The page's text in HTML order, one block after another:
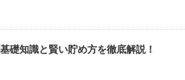
礎知識と賢い貯め方を徹底解説！